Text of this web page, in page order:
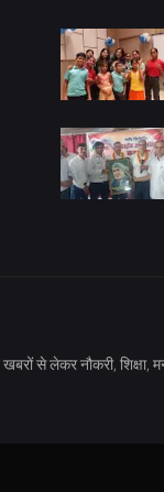
से लेकर नौकरी, शिक्षा,